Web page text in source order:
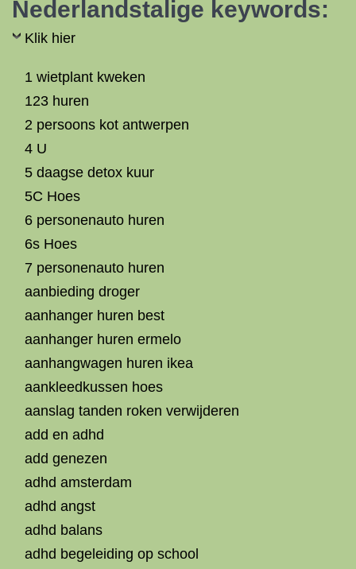
Nederlandstalige keywords:
Klik hier
1 wietplant kweken
123 huren
2 persoons kot antwerpen
4 U
5 daagse detox kuur
5C Hoes
6 personenauto huren
6s Hoes
7 personenauto huren
aanbieding droger
aanhanger huren best
aanhanger huren ermelo
aanhangwagen huren ikea
aankleedkussen hoes
aanslag tanden roken verwijderen
add en adhd
add genezen
adhd amsterdam
adhd angst
adhd balans
adhd begeleiding op school